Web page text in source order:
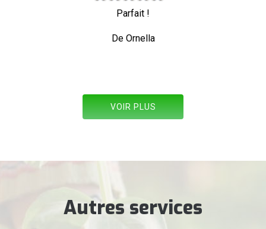
Très beau travail personne
VOIR PLUS
Autres services